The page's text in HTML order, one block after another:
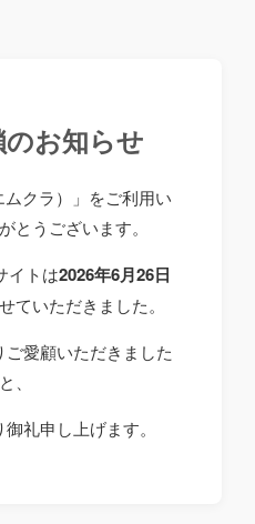
お知らせ
クラ）」をご利用い
とうございます。
イトは2026年6月26日
ていただきました。
愛顧いただきました
、
礼申し上げます。